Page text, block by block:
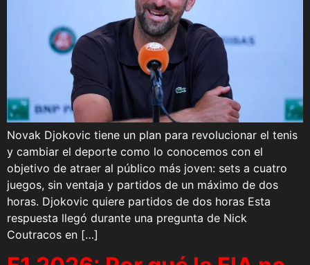
Novak Djokovic tiene un plan para revolucionar el tenis
y cambiar el deporte como lo conocemos con el
objetivo de atraer al público más joven: sets a cuatro
juegos, sin ventaja y partidos de un máximo de dos
horas. Djokovic quiere partidos de dos horas Esta
respuesta llegó durante una pregunta de Nick
Coutracos en […]